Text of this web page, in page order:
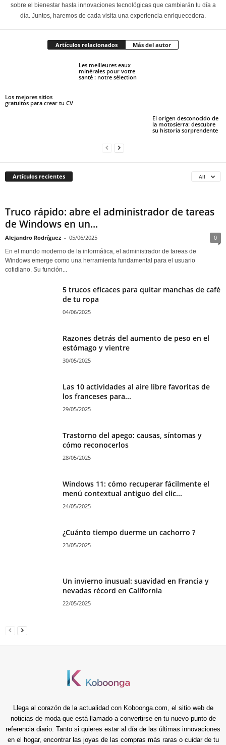
sobre el bienestar hasta innovaciones tecnológicas que cambiarán tu día a
día. Juntos, haremos de cada visita una experiencia enriquecedora.
Artículos relacionados Más del autor
Los mejores sitios
gratuitos para crear tu CV
Les meilleures eaux
minérales pour votre
santé : notre sélection
El origen desconocido de
la motosierra: descubre
su historia sorprendente
Artículos recientes All
Truco rápido: abre el administrador de tareas
de Windows en un...
Alejandro Rodríguez - 05/06/2025 0
En el mundo moderno de la informática, el administrador de tareas de
Windows emerge como una herramienta fundamental para el usuario
cotidiano. Su función...
5 trucos eficaces para quitar manchas de café
de tu ropa
04/06/2025
Razones detrás del aumento de peso en el
estómago y vientre
30/05/2025
Las 10 actividades al aire libre favoritas de
los franceses para...
29/05/2025
Trastorno del apego: causas, síntomas y
cómo reconocerlos
28/05/2025
Windows 11: cómo recuperar fácilmente el
menú contextual antiguo del clic...
24/05/2025
¿Cuánto tiempo duerme un cachorro ?
23/05/2025
Un invierno inusual: suavidad en Francia y
nevadas récord en California
22/05/2025
Llega al corazón de la actualidad con Koboonga.com, el sitio web de
noticias de moda que está llamado a convertirse en tu nuevo punto de
referencia diario. Tanto si quieres estar al día de las últimas innovaciones
en el hogar, encontrar las joyas de las compras más raras o cuidar de tu